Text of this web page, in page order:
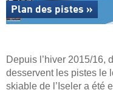
Plan des pistes »
Depuis l’hiver 2015/16,
desservent les pistes le
skiable de l’Iseler a été